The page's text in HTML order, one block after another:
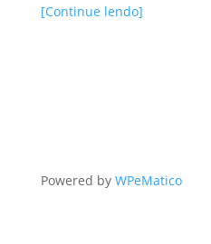
[Continue lendo]
Powered by WPeMatico